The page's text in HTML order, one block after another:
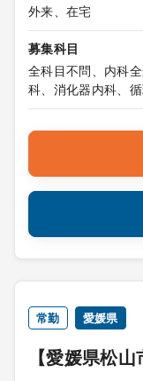
外来、在宅
募集科目
全科目不問、内科
科、消化器内科、
常勤 愛媛県
【愛媛県松